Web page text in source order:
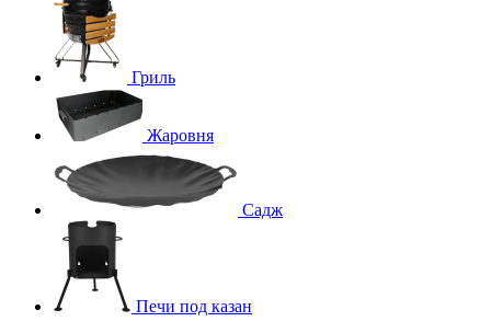
Гриль
Жаровня
Садж
Печи под казан